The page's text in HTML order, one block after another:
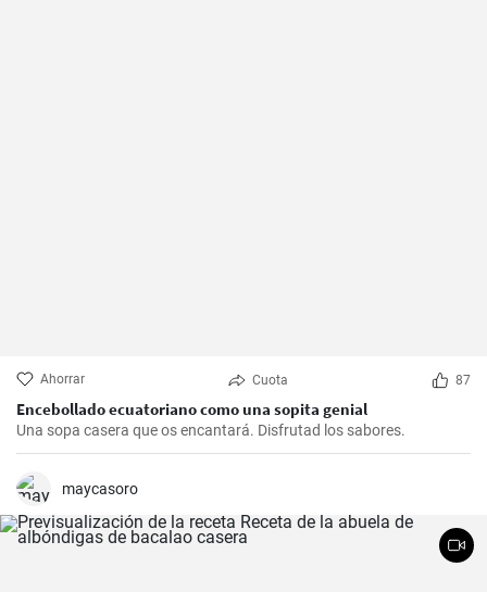
Ahorrar Cuota 87
Encebollado ecuatoriano como una sopita genial
Una sopa casera que os encantará. Disfrutad los sabores.
maycasoro